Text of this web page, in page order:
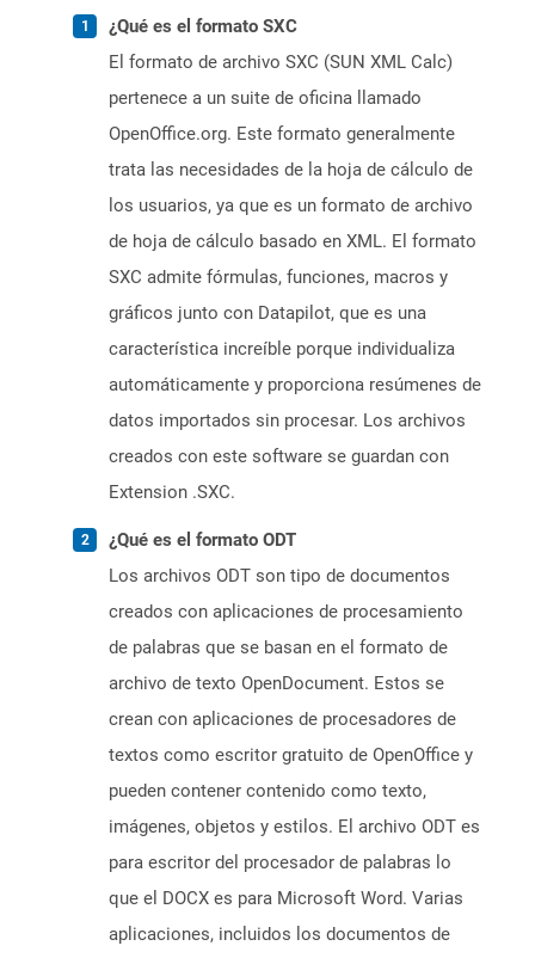
¿Qué es el formato SXC
El formato de archivo SXC (SUN XML Calc)
pertenece a un suite de oficina llamado
OpenOffice.org. Este formato generalmente
trata las necesidades de la hoja de cálculo de
los usuarios, ya que es un formato de archivo
de hoja de cálculo basado en XML. El formato
SXC admite fórmulas, funciones, macros y
gráficos junto con Datapilot, que es una
característica increíble porque individualiza
automáticamente y proporciona resúmenes de
datos importados sin procesar. Los archivos
creados con este software se guardan con
Extension .SXC.
¿Qué es el formato ODT
Los archivos ODT son tipo de documentos
creados con aplicaciones de procesamiento
de palabras que se basan en el formato de
archivo de texto OpenDocument. Estos se
crean con aplicaciones de procesadores de
textos como escritor gratuito de OpenOffice y
pueden contener contenido como texto,
imágenes, objetos y estilos. El archivo ODT es
para escritor del procesador de palabras lo
que el DOCX es para Microsoft Word. Varias
aplicaciones, incluidos los documentos de